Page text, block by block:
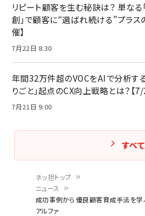
ネッ担トップ
ニュース
成功事例から優良顧客育成手法を学
アルファ
リピート顧客を生む秘訣は？ 単なる
創」で顧客に“選ばれ続ける”プラス
催】
7月22日 8:30
年間32万件超のVOCをAIで分析する
りごと」起点のCX向上戦略とは？【
7月21日 9:00
すべ